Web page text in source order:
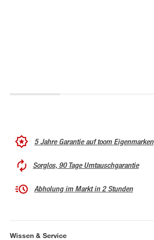
5 Jahre Garantie auf toom Eigenmarken
Sorglos, 90 Tage Umtauschgarantie
Abholung im Markt in 2 Stunden
Wissen & Service